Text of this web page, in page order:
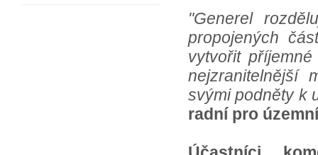
"Generel
propojených
vytvořit
nejzranitelnější
svými podněty k
radní pro